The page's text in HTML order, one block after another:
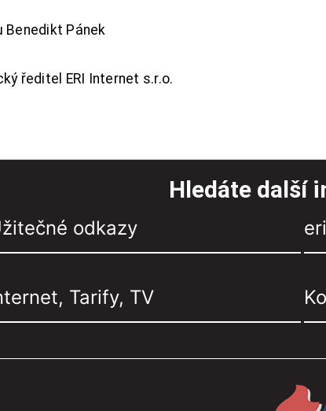
Benedikt Pánek
ředitel ERI Internet s.r.o.
Hledáte další
odkazy
Tarify, TV